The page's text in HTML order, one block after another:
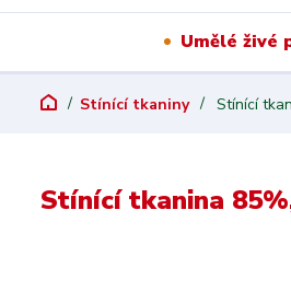
Umělé živé
Stínící tkaniny Stínící
Stínící tkanina